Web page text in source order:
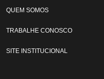
QUEM SOMOS
TRABALHE CONOSCO
SITE INSTITUCIONAL